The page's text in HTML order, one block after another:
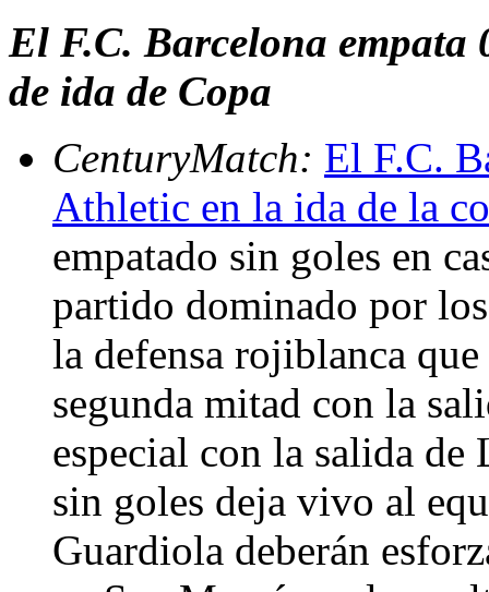
El F.C. Barcelona
de ida de Copa
CenturyMatch: El F.C.
Athletic en la ida de la
empatado sin goles en
partido dominado por
la defensa rojiblanca
segunda mitad con la
especial con la salida de
sin goles deja vivo al
Guardiola deberán